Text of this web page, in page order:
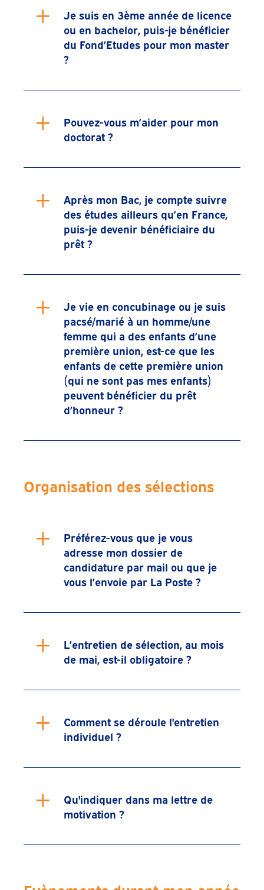
+
Je suis en 3ème année de licence
ou en bachelor, puis-je bénéficier
du Fond’Etudes pour mon master
?
+
Pouvez-vous m’aider pour mon
doctorat ?
+
Après mon Bac, je compte suivre
des études ailleurs qu’en France,
puis-je devenir bénéficiaire du
prêt ?
+
Je vie en concubinage ou je suis
pacsé/marié à un homme/une
femme qui a des enfants d’une
première union, est-ce que les
enfants de cette première union
(qui ne sont pas mes enfants)
peuvent bénéficier du prêt
d’honneur ?
Organisation des sélections
+
Préférez-vous que je vous
adresse mon dossier de
candidature par mail ou que je
vous l’envoie par La Poste ?
+
L’entretien de sélection, au mois
de mai, est-il obligatoire ?
+
Comment se déroule l'entretien
individuel ?
+
Qu'indiquer dans ma lettre de
motivation ?